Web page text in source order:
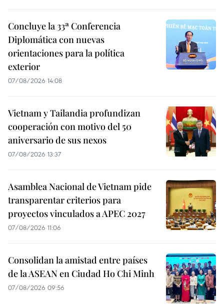
Concluye la 33ª Conferencia
Diplomática con nuevas
orientaciones para la política
exterior
07/08/2026 14:08
Vietnam y Tailandia profundizan
cooperación con motivo del 50
aniversario de sus nexos
07/08/2026 13:37
Asamblea Nacional de Vietnam pide
transparentar criterios para
proyectos vinculados a APEC 2027
07/08/2026 11:06
Consolidan la amistad entre países
de la ASEAN en Ciudad Ho Chi Minh
07/08/2026 09:56